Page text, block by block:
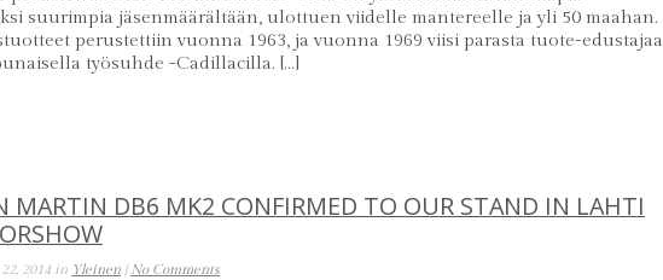
suurimpia jäsenmäärältään, ulottuen viidelle mantereelle ja yli 50 maahan.
perustettiin vuonna 1963, ja vuonna 1969 viisi parasta tuote-edustajaa
työsuhde -Cadillacilla. […]
MARTIN DB6 MK2 CONFIRMED TO OUR STAND IN LAHTI
2014 in Yleinen |No Comments